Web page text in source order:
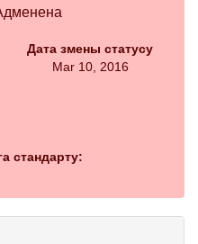
Дата змены статусу
Mar 10, 2016
стандарту: